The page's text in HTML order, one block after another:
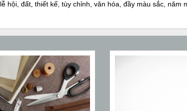
hội, đất, thiết kế, tùy chỉnh, văn hóa, đầy màu sắc, năm